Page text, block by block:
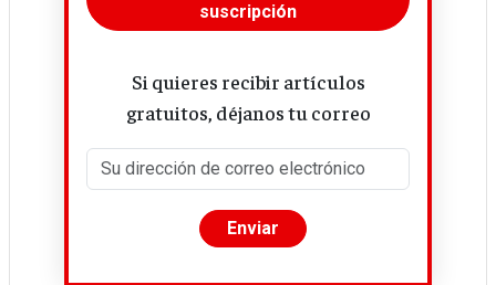
suscripción
Si quieres recibir artículos
gratuitos, déjanos tu correo